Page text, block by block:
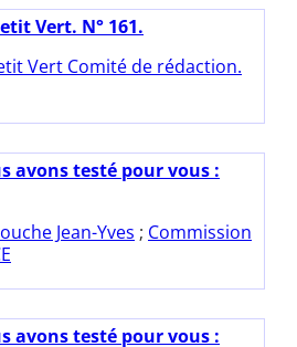
Vert. N° 161.
Vert Comité de rédaction.
avons testé pour vous :
Jean-Yves ; Commission
avons testé pour vous :